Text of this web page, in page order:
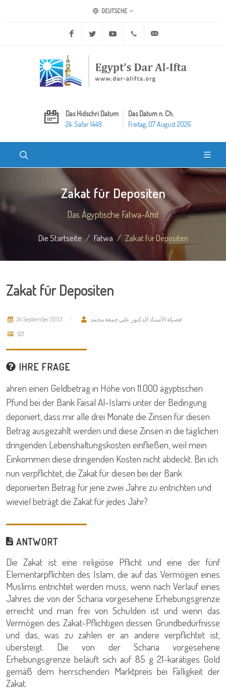
DEUTSCHE
Facebook Twitter Youtube +20 2 25970400
Das Hidschri Datum
24. Safar 1448
Das Datum n. Ch.
Freitag, 07 August 2026
Zakat für Depositen
Das Ägyptische Fatwa-Amt
Die Startseite Fatwa Zakat für Depositen
Zakat für Depositen
24 September 2003
فضيلة الأستاذ الدكتور علي جمعة محمد
621
IHRE FRAGE
ahren einen Geldbetrag in Höhe von 11.000 ägyptischen
Pfund bei der Bank Faisal Al-Islami unter der Bedingung
deponiert, dass mir alle drei Monate die Zinsen für diesen
Betrag ausgezahlt werden und diese Zinsen in die täglichen
dringenden Lebenshaltungskosten einfließen, weil mein
Einkommen diese dringenden Kosten nicht abdeckt. Bin ich
nun verpflichtet, die Zakat für diesen bei der Bank
deponierten Betrag für jene zwei Jahre zu entrichten und
wieviel beträgt die Zakat für jedes Jahr?
ANTWORT
Die Zakat ist eine religiöse Pflicht und eine der fünf
Elementarpflichten des Islam, die auf das Vermögen eines
Muslims entrichtet werden muss, wenn nach Verlauf eines
Jahres die von der Scharia vorgesehene Erhebungsgrenze
erreicht und man frei von Schulden ist und wenn das
Vermögen des Zakat-Pflichtigen dessen Grundbedürfnisse
und das, was zu zahlen er an andere verpflichtet ist,
übersteigt. Die von der Scharia vorgesehene
Erhebungsgrenze beläuft sich auf 85 g 21-karätiges Gold
gemäß dem herrschenden Marktpreis bei Fälligkeit der
Zakat.